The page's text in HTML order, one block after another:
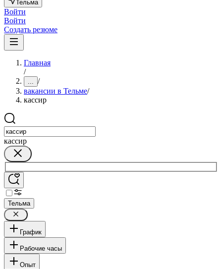
Тельма
Войти
Войти
Создать резюме
Главная
/
... /
вакансии в Тельме/
кассир
кассир
Тельма
График
Рабочие часы
Опыт